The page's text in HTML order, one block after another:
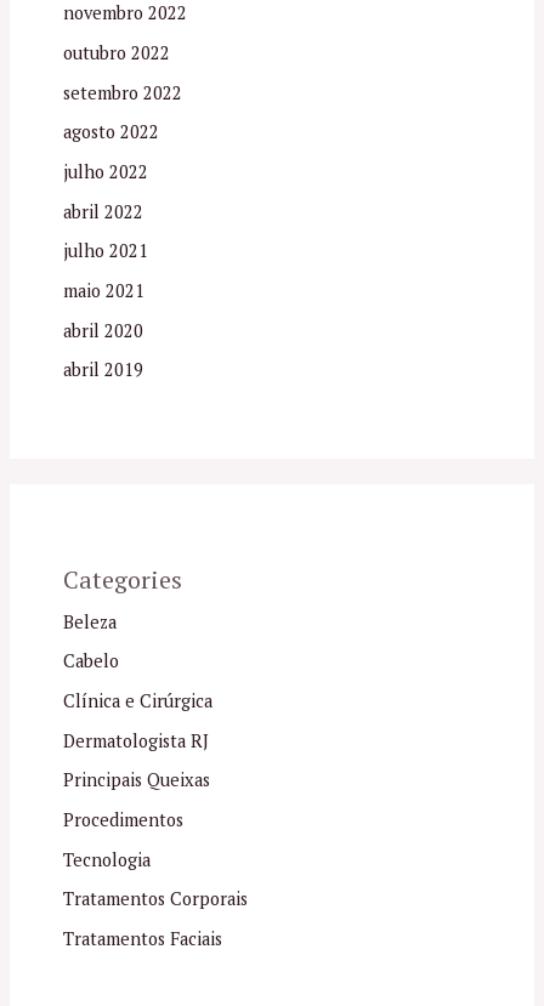
novembro 2022
outubro 2022
setembro 2022
agosto 2022
julho 2022
abril 2022
julho 2021
maio 2021
abril 2020
abril 2019
Categories
Beleza
Cabelo
Clínica e Cirúrgica
Dermatologista RJ
Principais Queixas
Procedimentos
Tecnologia
Tratamentos Corporais
Tratamentos Faciais